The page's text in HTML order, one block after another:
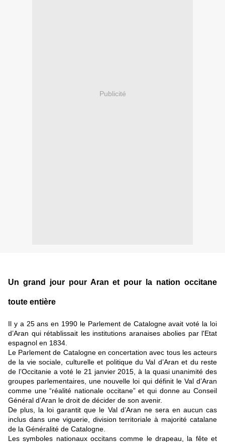
Publicité
Un grand jour pour Aran et pour la nation occitane
toute entière
Il y a 25 ans en 1990 le Parlement de Catalogne avait voté la loi
d’Aran qui rétablissait les institutions aranaises abolies par l'Etat
espagnol en 1834.
Le Parlement de Catalogne en concertation avec tous les acteurs
de la vie sociale, culturelle et politique du Val d’Aran et du reste
de l’Occitanie a voté le 21 janvier 2015, à la quasi unanimité des
groupes parlementaires, une nouvelle loi qui définit le Val d’Aran
comme une “réalité nationale occitane” et qui donne au Conseil
Général d’Aran le droit de décider de son avenir.
De plus, la loi garantit que le Val d’Aran ne sera en aucun cas
inclus dans une viguerie, division territoriale à majorité catalane
de la Généralité de Catalogne.
Les symboles nationaux occitans comme le drapeau, la fête et